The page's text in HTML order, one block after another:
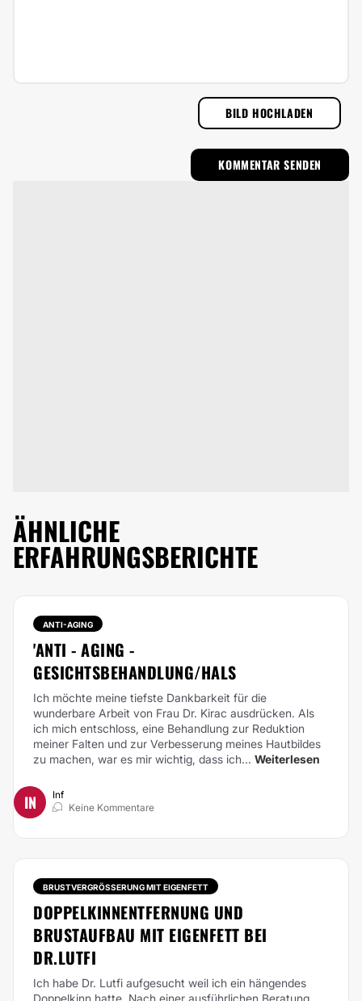
BILD HOCHLADEN
ÄHNLICHE
ERFAHRUNGSBERICHTE
ANTI-AGING
'ANTI - AGING -
GESICHTSBEHANDLUNG/HALS
Ich möchte meine tiefste Dankbarkeit für die
wunderbare Arbeit von Frau Dr. Kirac ausdrücken. Als
ich mich entschloss, eine Behandlung zur Reduktion
meiner Falten und zur Verbesserung meines Hautbildes
zu machen, war es mir wichtig, dass ich... Weiterlesen
IN
Inf
Keine Kommentare
BRUSTVERGRÖSSERUNG MIT EIGENFETT
DOPPELKINNENTFERNUNG UND
BRUSTAUFBAU MIT EIGENFETT BEI
DR.LUTFI
Ich habe Dr. Lutfi aufgesucht weil ich ein hängendes
Doppelkinn hatte. Nach einer ausführlichen Beratung